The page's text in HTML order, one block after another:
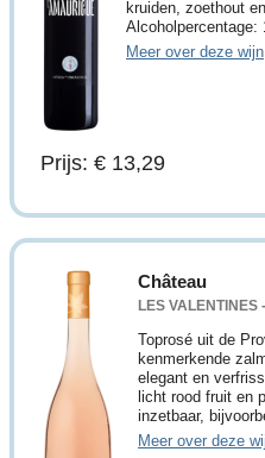
kruiden, zoethout
Alcoholpercentage:
Meer over deze wijn
Prijs: € 13,29
Château
LES VALENTINES
Toprosé uit de
kenmerkende
elegant en
licht rood fruit en
inzetbaar,
Meer over deze